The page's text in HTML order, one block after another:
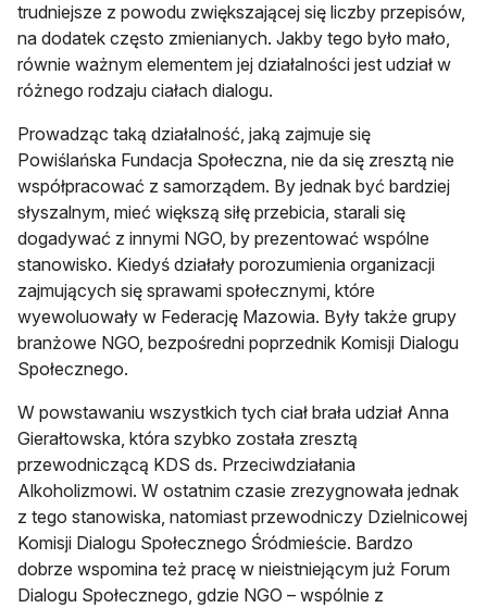
trudniejsze z powodu zwiększającej się liczby przepisów,
na dodatek często zmienianych. Jakby tego było mało,
równie ważnym elementem jej działalności jest udział w
różnego rodzaju ciałach dialogu.
Prowadząc taką działalność, jaką zajmuje się
Powiślańska Fundacja Społeczna, nie da się zresztą nie
współpracować z samorządem. By jednak być bardziej
słyszalnym, mieć większą siłę przebicia, starali się
dogadywać z innymi NGO, by prezentować wspólne
stanowisko. Kiedyś działały porozumienia organizacji
zajmujących się sprawami społecznymi, które
wyewoluowały w Federację Mazowia. Były także grupy
branżowe NGO, bezpośredni poprzednik Komisji Dialogu
Społecznego.
W powstawaniu wszystkich tych ciał brała udział Anna
Gierałtowska, która szybko została zresztą
przewodniczącą KDS ds. Przeciwdziałania
Alkoholizmowi. W ostatnim czasie zrezygnowała jednak
z tego stanowiska, natomiast przewodniczy Dzielnicowej
Komisji Dialogu Społecznego Śródmieście. Bardzo
dobrze wspomina też pracę w nieistniejącym już Forum
Dialogu Społecznego, gdzie NGO – wspólnie z